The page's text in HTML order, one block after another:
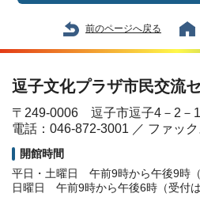
前のページへ戻る
逗子文化プラザ市民交流
〒249-0006 逗子市逗子4－2－
電話：046-872-3001 ／ ファッ
開館時間
平日・土曜日 午前9時から午後9時（
日曜日 午前9時から午後6時（受付は